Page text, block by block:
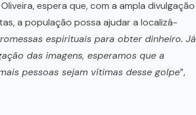
espera que, com a ampla divulgação
a população possa ajudar a localizá-
espirituais para obter dinheiro. Já
das imagens, esperamos que a
pessoas sejam vítimas desse golpe”,